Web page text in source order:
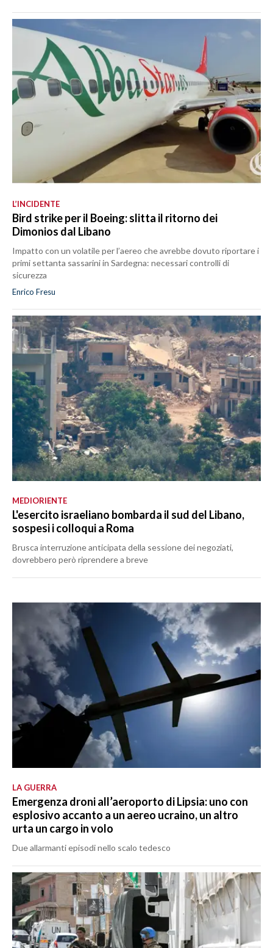
L’INCIDENTE
Bird strike per il Boeing: slitta il ritorno dei
Dimonios dal Libano
Impatto con un volatile per l’aereo che avrebbe dovuto riportare i
primi settanta sassarini in Sardegna: necessari controlli di
sicurezza
Enrico Fresu
MEDIORIENTE
L'esercito israeliano bombarda il sud del Libano,
sospesi i colloqui a Roma
Brusca interruzione anticipata della sessione dei negoziati,
dovrebbero però riprendere a breve
LA GUERRA
Emergenza droni all’aeroporto di Lipsia: uno con
esplosivo accanto a un aereo ucraino, un altro
urta un cargo in volo
Due allarmanti episodi nello scalo tedesco